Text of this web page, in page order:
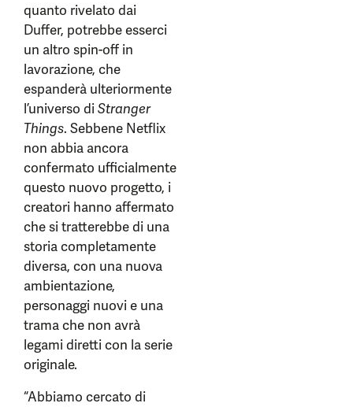
quanto rivelato dai
Duffer, potrebbe esserci
un altro spin-off in
lavorazione, che
espanderà ulteriormente
l’universo diStranger
Things. Sebbene Netflix
non abbia ancora
confermato ufficialmente
questo nuovo progetto, i
creatori hanno affermato
che si tratterebbe di una
storia completamente
diversa, con una nuova
ambientazione,
personaggi nuovi e una
trama che non avrà
legami diretti con la serie
originale.
“Abbiamo cercato di